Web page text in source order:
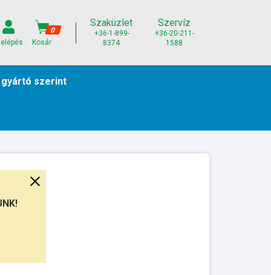
0
Kosár
Szaküzlet
+36-1-899-
8374
Szervíz
+36-20-211-
1588
szerint